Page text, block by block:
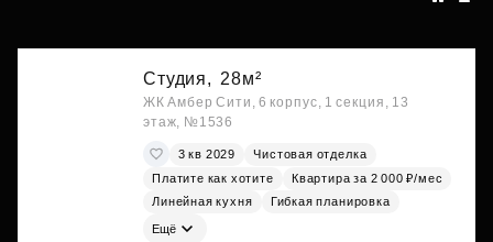
Студия, 28м²
ЖК Амбер Сити, 6 корпус, 1 секция, 13
этаж, №1536
3 кв 2029
Чистовая отделка
Платите как хотите
Квартира за 2 000 ₽/мес
Линейная кухня
Гибкая планировка
Ещё